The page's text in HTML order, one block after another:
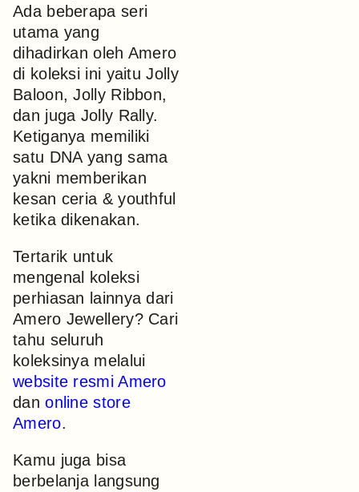
Ada beberapa seri
utama yang
dihadirkan oleh Amero
di koleksi ini yaitu Jolly
Baloon, Jolly Ribbon,
dan juga Jolly Rally.
Ketiganya memiliki
satu DNA yang sama
yakni memberikan
kesan ceria & youthful
ketika dikenakan.
Tertarik untuk
mengenal koleksi
perhiasan lainnya dari
Amero Jewellery? Cari
tahu seluruh
koleksinya melalui
website resmi Amero
danonline store
Amero.
Kamu juga bisa
berbelanja langsung